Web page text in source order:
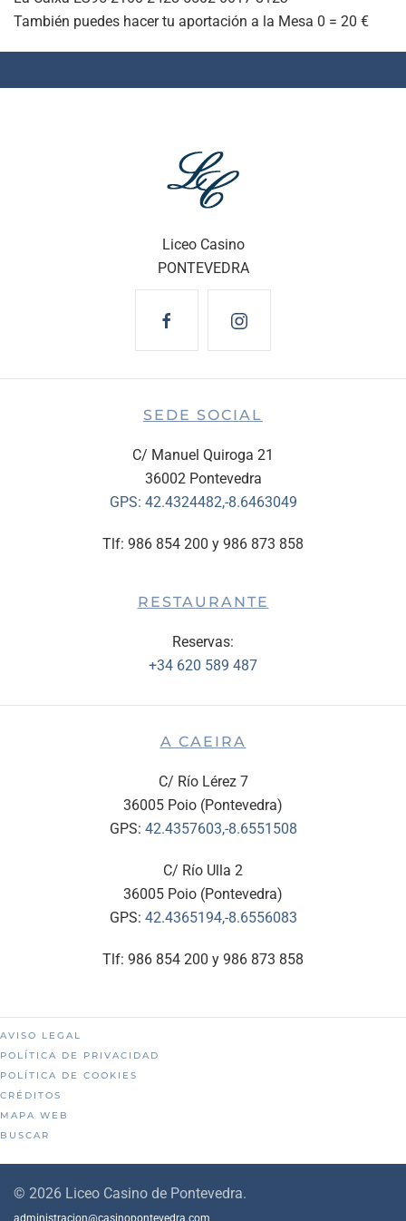
También puedes hacer tu aportación a la Mesa 0 = 20 €
Liceo Casino
PONTEVEDRA
SEDE SOCIAL
C/ Manuel Quiroga 21
36002 Pontevedra
GPS: 42.4324482,-8.6463049
Tlf: 986 854 200 y 986 873 858
RESTAURANTE
Reservas:
+34 620 589 487
A CAEIRA
C/ Río Lérez 7
36005 Poio (Pontevedra)
GPS: 42.4357603,-8.6551508
C/ Río Ulla 2
36005 Poio (Pontevedra)
GPS: 42.4365194,-8.6556083
Tlf: 986 854 200 y 986 873 858
AVISO LEGAL
POLÍTICA DE PRIVACIDAD
POLÍTICA DE COOKIES
CRÉDITOS
MAPA WEB
BUSCAR
© 2026 Liceo Casino de Pontevedra.
administracion@casinopontevedra.com